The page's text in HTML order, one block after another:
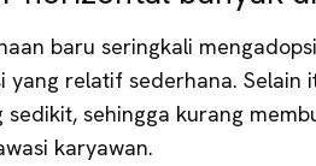
baru seringkali
yang relatif sederhana. Selain
sehingga kurang
karyawan.